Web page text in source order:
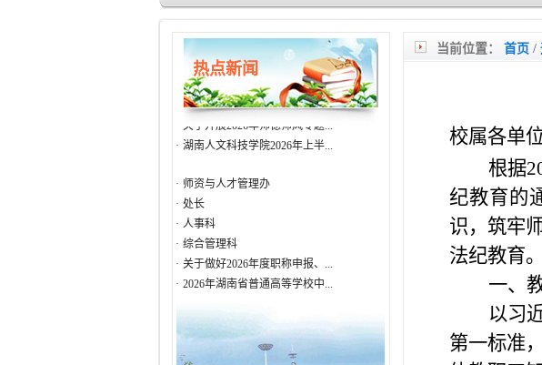
热点新闻
· 综合管理科
2026年湖南省普通高等学校中...
关于做好2026年度湖南省普通...
关于做好我校2026年中青年骨...
关于开展2026年师德师风专题...
湖南人文科技学院2026年上半...
· 处长
· 人事科
· 综合管理科
· 关于做好2026年度职称申报、...
· 2026年湖南省普通高等学校中...
· 关于做好2026年度湖南省普通...
关于开展2026年师德师风专题...
·
湖南人文科技学院2026年上半...
当前位置： 首页 /
校属各单
根据
纪教育的
识，筑牢
法纪教育
一、
以习
第一标准